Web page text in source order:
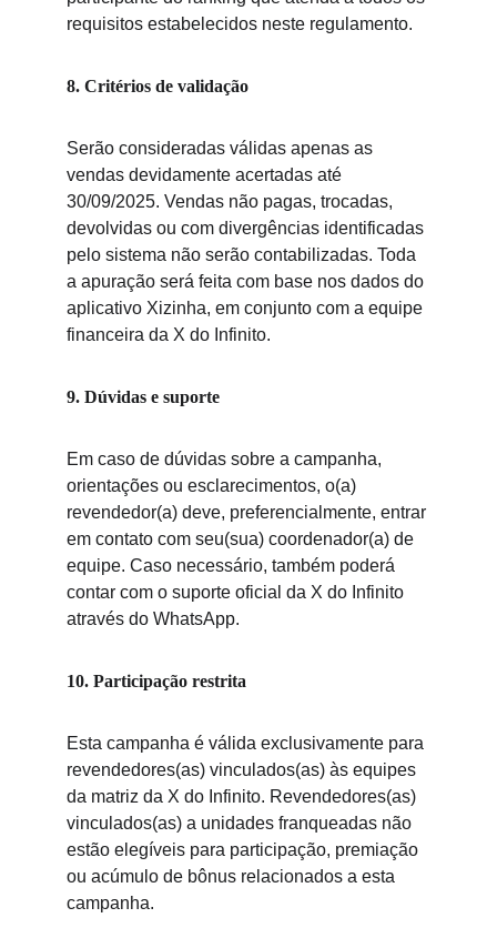
requisitos estabelecidos neste regulamento.
8. Critérios de validação
Serão consideradas válidas apenas as
vendas devidamente acertadas até
30/09/2025. Vendas não pagas, trocadas,
devolvidas ou com divergências identificadas
pelo sistema não serão contabilizadas. Toda
a apuração será feita com base nos dados do
aplicativo Xizinha, em conjunto com a equipe
financeira da X do Infinito.
9. Dúvidas e suporte
Em caso de dúvidas sobre a campanha,
orientações ou esclarecimentos, o(a)
revendedor(a) deve, preferencialmente, entrar
em contato com seu(sua) coordenador(a) de
equipe. Caso necessário, também poderá
contar com o suporte oficial da X do Infinito
através do WhatsApp.
10. Participação restrita
Esta campanha é válida exclusivamente para
revendedores(as) vinculados(as) às equipes
da matriz da X do Infinito. Revendedores(as)
vinculados(as) a unidades franqueadas não
estão elegíveis para participação, premiação
ou acúmulo de bônus relacionados a esta
campanha.